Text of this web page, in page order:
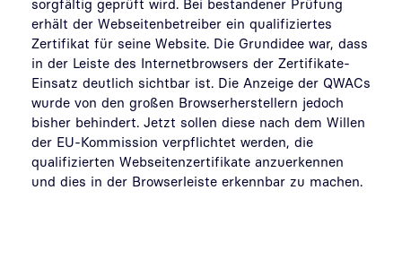
erhält der Webseitenbetreiber ein qualifiziertes
Zertifikat für seine Website. Die Grundidee war, dass
in der Leiste des Internetbrowsers der Zertifikate-
Einsatz deutlich sichtbar ist. Die Anzeige der QWACs
wurde von den großen Browserherstellern jedoch
bisher behindert. Jetzt sollen diese nach dem Willen
der EU-Kommission verpflichtet werden, die
qualifizierten Webseitenzertifikate anzuerkennen
und dies in der Browserleiste erkennbar zu machen.